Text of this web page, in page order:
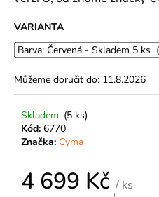
VARIANTA
Můžeme doručit do: 11.8.2026
Skladem (5 ks)
Kód: 6770
Značka: Cyma
4 699 Kč / ks
u
č
u
j
e
m
e